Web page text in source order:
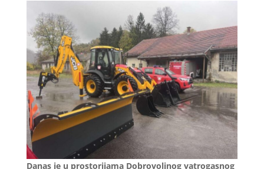
Danas je u prostorijama Dobrovoljnog vatrogasnog